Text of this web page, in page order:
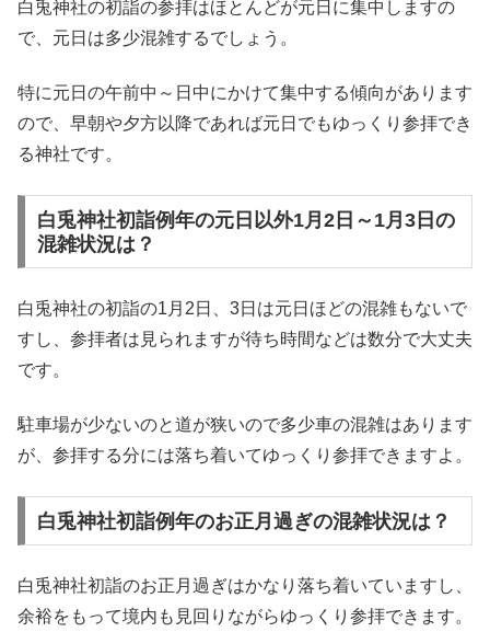
白兎神社の初詣の参拝はほとんどが元日に集中しますの
で、元日は多少混雑するでしょう。
特に元日の午前中～日中にかけて集中する傾向があります
ので、早朝や夕方以降であれば元日でもゆっくり参拝でき
る神社です。
白兎神社初詣例年の元日以外1月2日～1月3日の
混雑状況は？
白兎神社の初詣の1月2日、3日は元日ほどの混雑もないで
すし、参拝者は見られますが待ち時間などは数分で大丈夫
です。
駐車場が少ないのと道が狭いので多少車の混雑はあります
が、参拝する分には落ち着いてゆっくり参拝できますよ。
白兎神社初詣例年のお正月過ぎの混雑状況は？
白兎神社初詣のお正月過ぎはかなり落ち着いていますし、
余裕をもって境内も見回りながらゆっくり参拝できます。